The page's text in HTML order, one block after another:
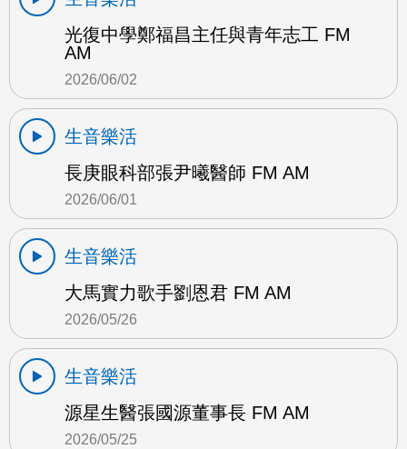
光復中學鄭福昌主任與青年志工 FM
AM
2026/06/02
生音樂活
長庚眼科部張尹曦醫師 FM AM
2026/06/01
生音樂活
大馬實力歌手劉恩君 FM AM
2026/05/26
生音樂活
源星生醫張國源董事長 FM AM
2026/05/25